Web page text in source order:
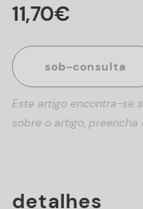
11,70€
sob-consulta
Este artigo encontra-se
sobre o artigo, preencha
detalhes